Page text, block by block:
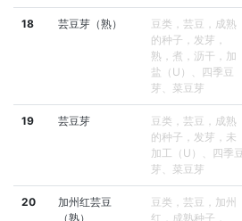
18 芸豆芽（熟）
豆类，芸豆，成熟
的种子，发芽，
熟，煮，沥干，加
盐（U）、四季豆
芽、菜豆芽
19 芸豆芽
豆类，芸豆，成熟
的种子，发芽，未
加工（U）、四季豆
芽、菜豆芽
20
加州红芸豆
（熟）
豆类，芸豆，加州
红，成熟种子，